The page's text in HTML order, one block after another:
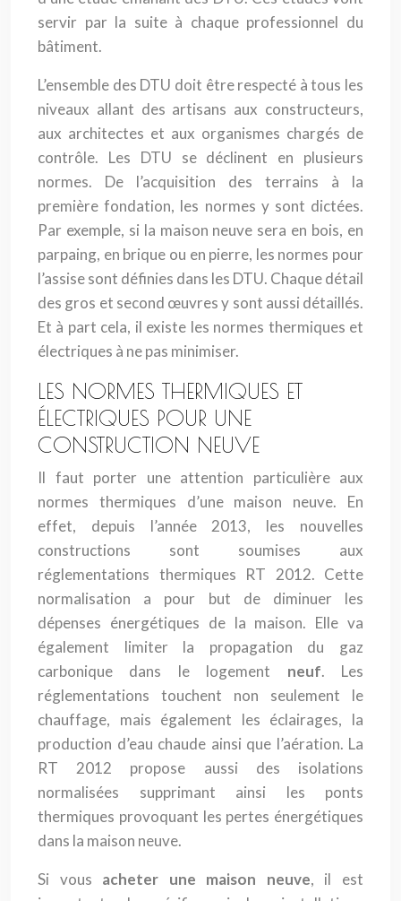
servir par la suite à chaque professionnel du
bâtiment.
L’ensemble des DTU doit être respecté à tous les
niveaux allant des artisans aux constructeurs,
aux architectes et aux organismes chargés de
contrôle. Les DTU se déclinent en plusieurs
normes. De l’acquisition des terrains à la
première fondation, les normes y sont dictées.
Par exemple, si la maison neuve sera en bois, en
parpaing, en brique ou en pierre, les normes pour
l’assise sont définies dans les DTU. Chaque détail
des gros et second œuvres y sont aussi détaillés.
Et à part cela, il existe les normes thermiques et
électriques à ne pas minimiser.
LES NORMES THERMIQUES ET
ÉLECTRIQUES POUR UNE
CONSTRUCTION NEUVE
Il faut porter une attention particulière aux
normes thermiques d’une maison neuve. En
effet, depuis l’année 2013, les nouvelles
constructions sont soumises aux
réglementations thermiques RT 2012. Cette
normalisation a pour but de diminuer les
dépenses énergétiques de la maison. Elle va
également limiter la propagation du gaz
carbonique dans le logement neuf. Les
réglementations touchent non seulement le
chauffage, mais également les éclairages, la
production d’eau chaude ainsi que l’aération. La
RT 2012 propose aussi des isolations
normalisées supprimant ainsi les ponts
thermiques provoquant les pertes énergétiques
dans la maison neuve.
Si vous acheter une maison neuve, il est